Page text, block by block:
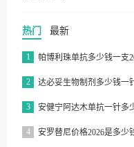
热门 最新
1 帕博利珠单抗多少钱一支
2 达必妥生物制剂多少钱一针
3 安健宁阿达木单抗一针多
4 安罗替尼价格2026是多少